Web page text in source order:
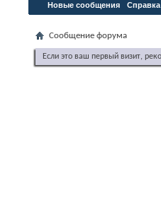
Новые сообщения Справка
Сообщение форума
Если это ваш первый визит,